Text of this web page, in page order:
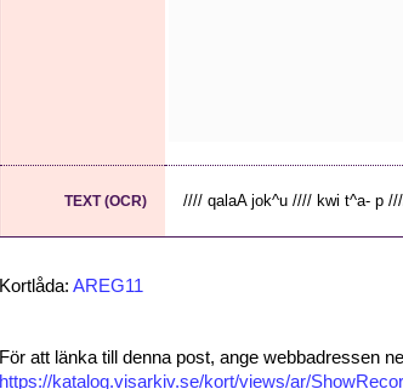
TEXT (OCR) //// qalaA jok^u //// kwi t^a- p
Kortlåda: AREG11
För att länka till denna post, ange webbadressen
https://katalog.visarkiv.se/kort/views/ar/